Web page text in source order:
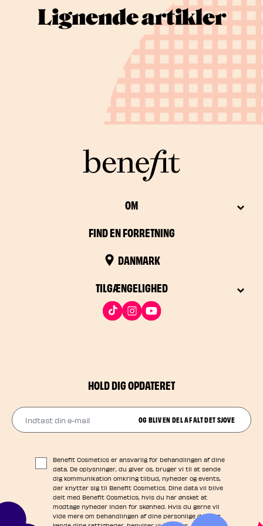
Lignende artikler
OM
FIND EN FORRETNING
DANMARK
TILGÆNGELIGHED
HOLD DIG OPDATERET
Indtast din e-mail
OG BLIV EN DEL AF ALT DET SJOVE
Benefit Cosmetics er ansvarlig for behandlingen af dine
data. De oplysninger, du giver os, bruger vi til at sende
dig kommunikation omkring tilbud, nyheder og events,
der knytter sig til Benefit Cosmetics. Dine data vil blive
delt med Benefit Cosmetics, hvis du har ønsket at
modtage nyheder inden for skønhed. Hvis du gerne vil
vide mere om behandlingen af dine personlige data og